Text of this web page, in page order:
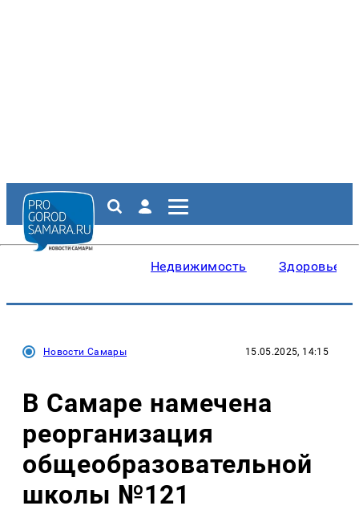
Недвижимость Здоровье
Новости Самары 15.05.2025, 14:15
В Самаре намечена
реорганизация
общеобразовательной
школы №121